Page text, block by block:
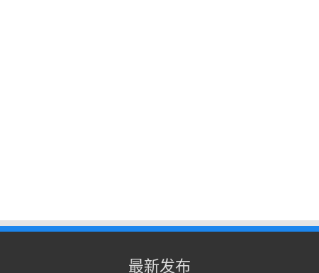
最新发布